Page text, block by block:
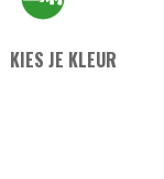
KIES JE KLEUR